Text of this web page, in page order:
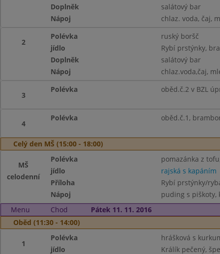
Doplněk
salátový bar
Nápoj
chlaz. voda, čaj,
2
Polévka
ruský boršč
jídlo
Rybí prstýnky,
Doplněk
salátový bar
Nápoj
chlaz.voda,čaj,
3
Polévka oběd.č.2 v BZL
4
Polévka oběd.č.1,
Celý den MŠ (15:00 - 18:00)
MŠ
celodenní
Polévka
pomazánka z
jídlo
rajská s kapáním
Příloha
Rybí prstýnky/
Nápoj
puding s piškoty,
Menu
Chod
Pátek 11. 11. 2016
Oběd (11:30 - 14:00)
1
Polévka
hrášková s
jídlo
Králík pečený,